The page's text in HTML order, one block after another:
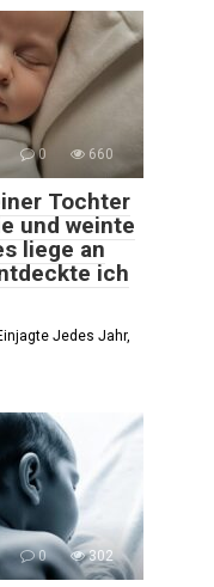
0 660
Tochter
und weinte
liege an
ich
Jedes Jahr,
0 302